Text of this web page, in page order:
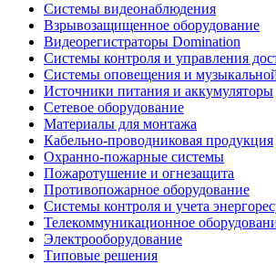
Системы видеонаблюдения
Взрывозащищенное оборудование
Видеорегистраторы Domination
Системы контроля и управления
Системы оповещения и
Источники питания и аккумуляторы
Сетевое оборудование
Материалы для монтажа
Кабельно-проводниковая продукция
Охранно-пожарные системы
Пожаротушение и огнезащита
Противопожарное оборудование
Системы контроля и учета
Телекоммуникационное
Электрооборудование
Типовые решения